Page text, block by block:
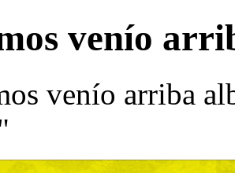
venío
venío arriba